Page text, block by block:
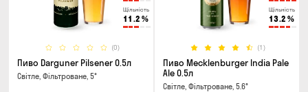
Щільність
11.2 %
(0)
Пиво Darguner Pilsener 0.5л
Світле, Фільтроване, 5°
Щільність
13.2 %
(1)
Пиво Mecklenburger India Pale
Ale 0.5л
Світле, Фільтроване, 5.6°